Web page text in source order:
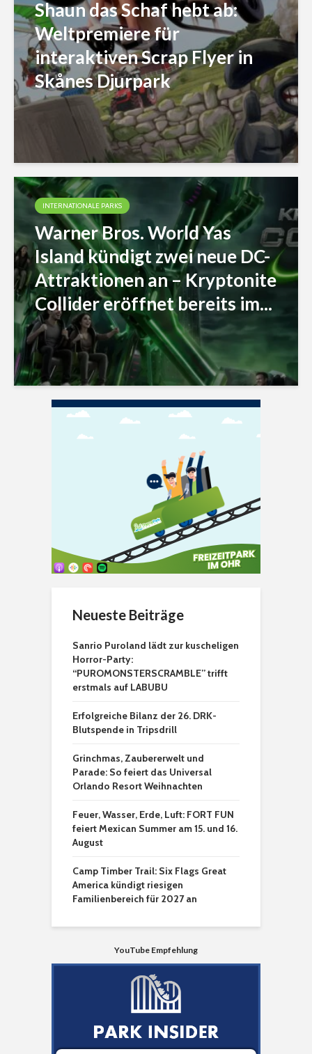
Shaun das Schaf hebt ab:
Weltpremiere für
interaktiven Scrap Flyer in
Skånes Djurpark
INTERNATIONALE PARKS
Warner Bros. World Yas
Island kündigt zwei neue DC-
Attraktionen an – Kryptonite
Collider eröffnet bereits im...
Neueste Beiträge
Sanrio Puroland lädt zur kuscheligen
Horror-Party:
“PUROMONSTERSCRAMBLE” trifft
erstmals auf LABUBU
Erfolgreiche Bilanz der 26. DRK-
Blutspende in Tripsdrill
Grinchmas, Zaubererwelt und
Parade: So feiert das Universal
Orlando Resort Weihnachten
Feuer, Wasser, Erde, Luft: FORT FUN
feiert Mexican Summer am 15. und 16.
August
Camp Timber Trail: Six Flags Great
America kündigt riesigen
Familienbereich für 2027 an
YouTube Empfehlung